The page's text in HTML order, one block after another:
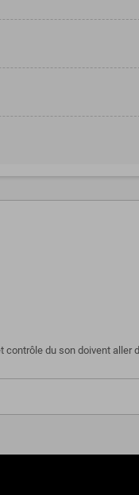
contrôle du son doivent aller